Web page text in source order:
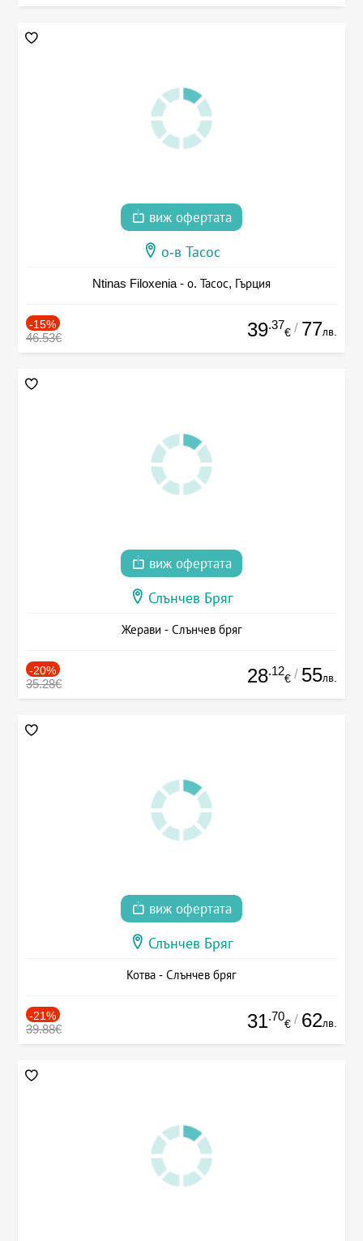
виж офертата
о-в Тасос
Ntinas Filoxenia - о. Тасос, Гърция
-15%
46.53€ 39.37
€ / 77лв.
виж офертата
Слънчев Бряг
Жерави - Слънчев бряг
-20%
35.28€ 28.12
€ / 55лв.
виж офертата
Слънчев Бряг
Котва - Слънчев бряг
-21%
39.88€ 31.70
€ / 62лв.